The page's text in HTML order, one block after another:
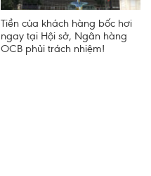
Tiền của khách hàng bốc hơi
ngay tại Hội sở, Ngân hàng
OCB phủi trách nhiệm!